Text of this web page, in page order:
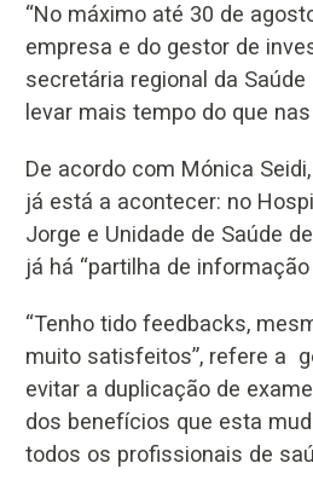
“No máximo até 30 de
empresa e do gestor de
secretária regional da
levar mais tempo do que
De acordo com Mónica
já está a acontecer: no
Jorge e Unidade de Saúde
já há “partilha de
“Tenho tido feedbacks,
muito satisfeitos”, refere a
evitar a duplicação de
dos benefícios que esta
todos os profissionais de